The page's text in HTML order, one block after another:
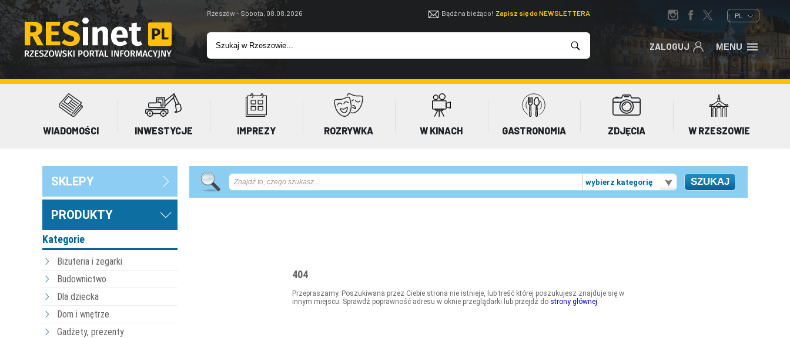
Rzeszów - Sobota, 08.08.2026 Bądź na bieżąco! Zapisz się do NEWSLETTERA PL
ZALOGUJ MENU
WIADOMOŚCI INWESTYCJE IMPREZY ROZRYWKA W KINACH GASTRONOMIA ZDJĘCIA W RZESZOWIE
SKLEPY
PRODUKTY
Kategorie
Biżuteria i zegarki
Budownictwo
Dla dziecka
Dom i wnętrze
Gadżety, prezenty
wybierz kategorię
404
Przepraszamy. Poszukiwana przez Ciebie strona nie istnieje, lub treść której poszukujesz znajduje się w
innym miejscu. Sprawdź poprawność adresu w oknie przeglądarki lub przejdź do strony głównej.